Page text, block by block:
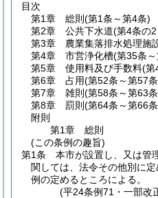
目次
第1章
総則 (第1条～第4条)
第2章
公共下水道(第4条の
第3章
農業集落排水処理施
第4章
市営浄化槽(第35条
第5章
使用料及び手数料(第
第6章
占用(第52条～第57
第7章
雑則 (第58条～第63
第8章
罰則 (第64条～第66
附則
第1章
総則
(この条例の趣旨)
第1条
本市が設置し、又は管
関しては、法令その他別に
例の定めるところによる。
(平24条例71・一部改